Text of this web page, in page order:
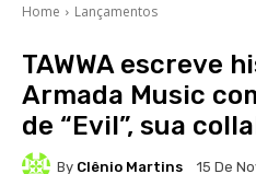
Home Lançamentos
TAWWA escreve
Armada Music
de “Evil”, sua
By Clênio Martins 15 De